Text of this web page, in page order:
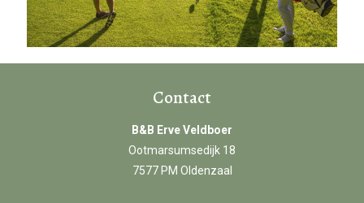
Contact
B&B Erve Veldboer
Ootmarsumsedijk 18
7577 PM Oldenzaal